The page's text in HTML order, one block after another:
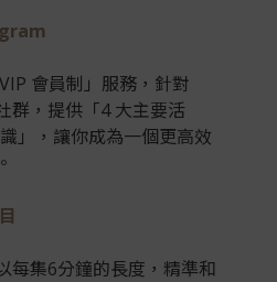
會員制」服務，針對
群，提供「4 大主要活
」，讓你成為一個更高效
每集6分鐘的長度，精準和